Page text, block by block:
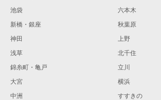
池袋
六本木
新橋・銀座
秋葉原
神田
上野
浅草
北千住
錦糸町・亀戸
立川
大宮
横浜
中洲
すすきの